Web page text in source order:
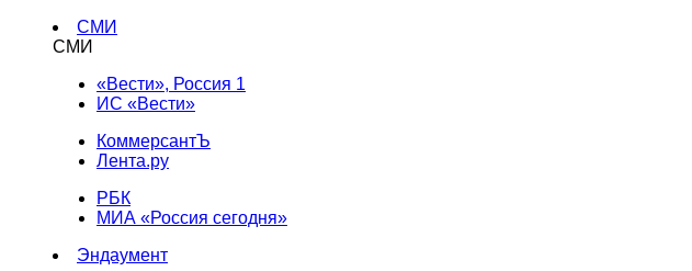
СМИ
СМИ
«Вести», Россия 1
ИС «Вести»
КоммерсантЪ
Лента.ру
РБК
МИА «Россия сегодня»
Эндаумент